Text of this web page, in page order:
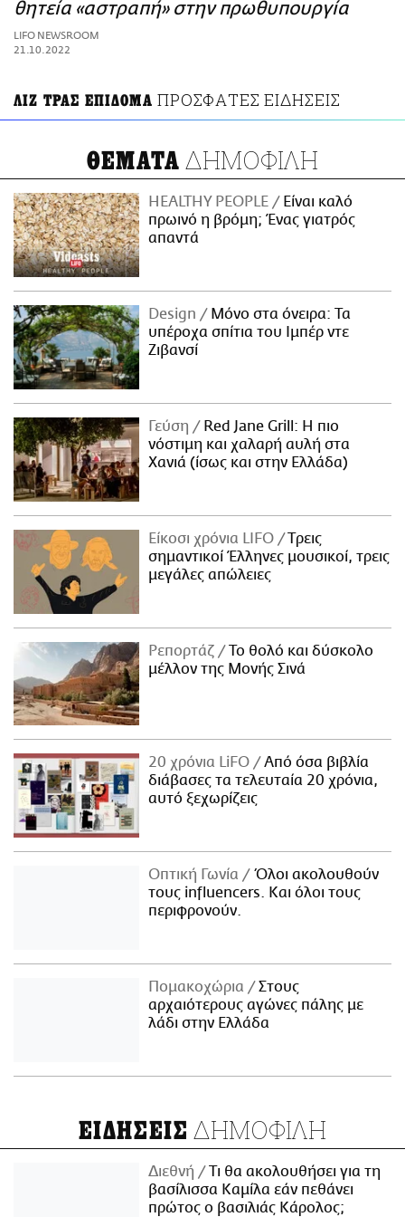
PRINT
θητεία «αστραπή» στην πρωθυπουργία
LIFO NEWSROOM
21.10.2022
ΛΙΖ ΤΡΑΣ ΕΠΙΔΟΜΑ ΠΡΟΣΦΑΤΕΣ ΕΙΔΗΣΕΙΣ
ΘΕΜΑΤΑ ΔΗΜΟΦΙΛΗ
HEALTHY PEOPLE
Είναι καλό
πρωινό η βρόμη; Ένας γιατρός
απαντά
Design
Μόνο στα όνειρα: Τα
υπέροχα σπίτια του Ιμπέρ ντε
Ζιβανσί
Γεύση
Red Jane Grill: Η πιο
νόστιμη και χαλαρή αυλή στα
Χανιά (ίσως και στην Ελλάδα)
Είκοσι χρόνια LIFO
Tρεις
σημαντικοί Έλληνες μουσικοί, τρεις
μεγάλες απώλειες
Ρεπορτάζ
Το θολό και δύσκολο
μέλλον της Μονής Σινά
20 χρόνια LiFO
Από όσα βιβλία
διάβασες τα τελευταία 20 χρόνια,
αυτό ξεχωρίζεις
Οπτική Γωνία
Όλοι ακολουθούν
τους influencers. Και όλοι τους
περιφρονούν.
Πομακοχώρια
Στους
αρχαιότερους αγώνες πάλης με
λάδι στην Ελλάδα
ΕΙΔΗΣΕΙΣ ΔΗΜΟΦΙΛΗ
Διεθνή
Τι θα ακολουθήσει για τη
βασίλισσα Καμίλα εάν πεθάνει
πρώτος ο βασιλιάς Κάρολος;